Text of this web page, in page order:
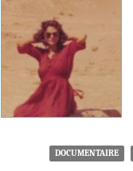
DOCUMENTAIRE